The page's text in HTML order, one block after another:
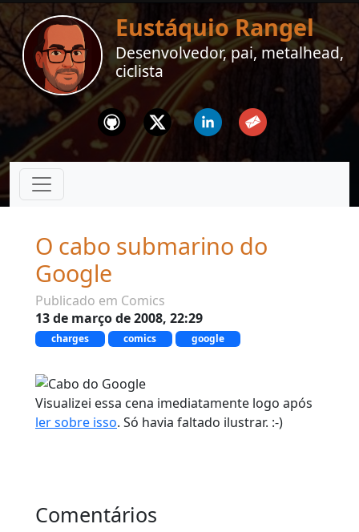
Eustáquio Rangel
Desenvolvedor, pai, metalhead,
ciclista
Github Twitter Linkedin Email
O cabo submarino do
Google
Publicado em Comics
13 de março de 2008, 22:29
charges comics google
Visualizei essa cena imediatamente logo após
ler sobre isso. Só havia faltado ilustrar. :-)
Comentários